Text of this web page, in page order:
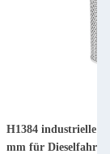
H1384 industrielle
mm für